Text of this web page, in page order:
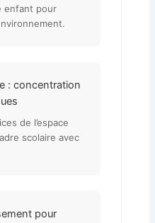
enfant pour
: concentration
de l’espace
scolaire avec
pour